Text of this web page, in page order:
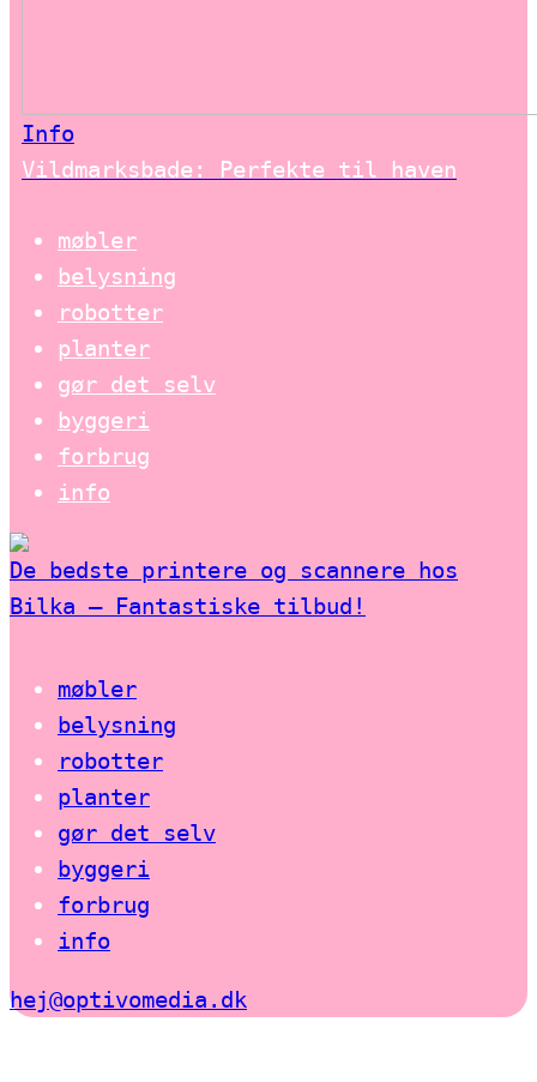
Info
Vildmarksbade: Perfekte til haven
møbler
belysning
robotter
planter
gør det selv
byggeri
forbrug
info
De bedste printere og scannere hos
Bilka – Fantastiske tilbud!
møbler
belysning
robotter
planter
gør det selv
byggeri
forbrug
info
hej@optivomedia.dk